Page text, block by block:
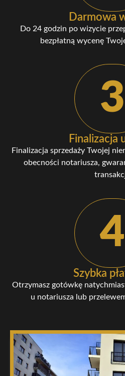
Darmowa
Do 24 godzin po wizycie
bezpłatną wycenę
3
Finalizacja
Finalizacja sprzedaży Twojej
obecności notariusza,
4
Szybka
Otrzymasz gotówkę
u notariusza lub